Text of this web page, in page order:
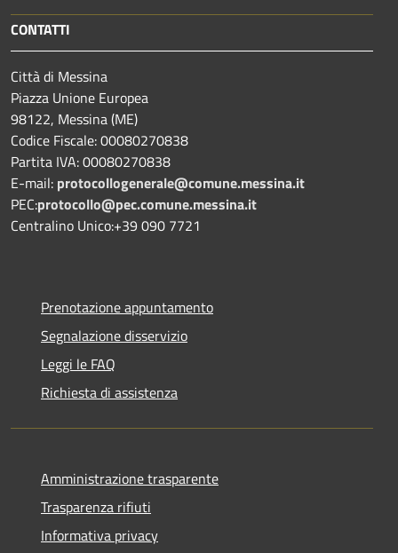
CONTATTI
Città di Messina
Piazza Unione Europea
98122, Messina (ME)
Codice Fiscale: 00080270838
Partita IVA: 00080270838
E-mail: protocollogenerale@comune.messina.it
PEC:protocollo@pec.comune.messina.it
Centralino Unico:+39 090 7721
Prenotazione appuntamento
Segnalazione disservizio
Leggi le FAQ
Richiesta di assistenza
Amministrazione trasparente
Trasparenza rifiuti
Informativa privacy